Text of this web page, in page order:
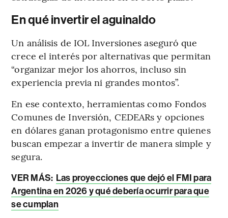
En qué invertir el aguinaldo
Un análisis de IOL Inversiones aseguró que
crece el interés por alternativas que permitan
“organizar mejor los ahorros, incluso sin
experiencia previa ni grandes montos”.
En ese contexto, herramientas como Fondos
Comunes de Inversión, CEDEARs y opciones
en dólares ganan protagonismo entre quienes
buscan empezar a invertir de manera simple y
segura.
VER MÁS: Las proyecciones que dejó el FMI para
Argentina en 2026 y qué debería ocurrir para que
se cumplan